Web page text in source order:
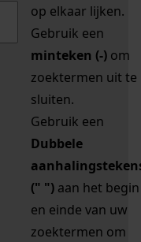
op elkaar lijken.
Gebruik een
minteken (-) om
zoektermen uit te
sluiten.
Gebruik een
Dubbele
(" ") aan het begin
en einde van uw
zoektermen om